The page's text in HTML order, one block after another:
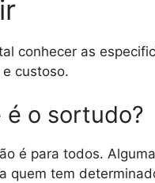
conhecer as
custoso.
é o sortudo?
é para todos.
quem tem